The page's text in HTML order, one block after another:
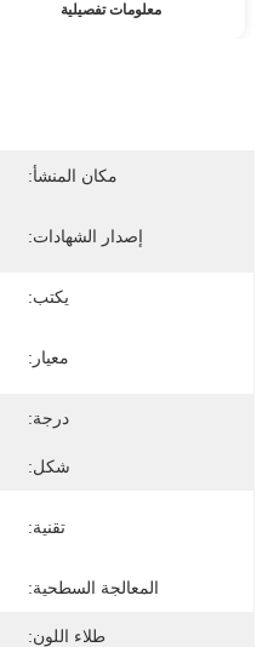
معلومات تفصيلية
مكان المنشأ:
إصدار الشهادات:
يكتب:
معيار:
درجة:
شكل:
تقنية:
المعالجة السطحية:
طلاء اللون: